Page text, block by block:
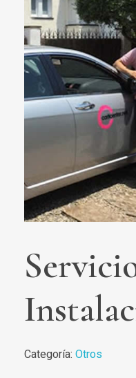
Categoría: Otros